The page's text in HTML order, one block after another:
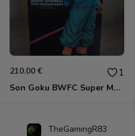
210.00 € 1
Son Goku BWFC Super Master Stars
TheGamingR83